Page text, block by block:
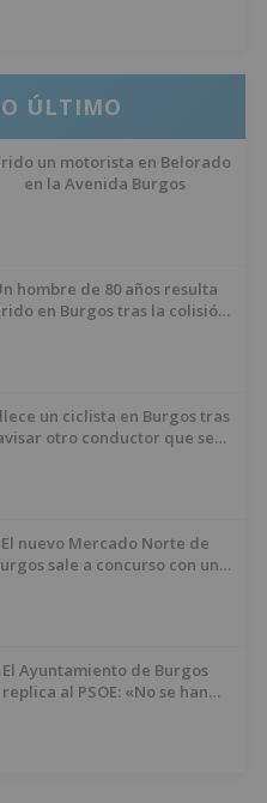
ÚLTIMO
un motorista en Belorado
en la Avenida Burgos
hombre de 80 años resulta
en Burgos tras la colisión
un ciclista en Burgos tras
otro conductor que se
El nuevo Mercado Norte de
sale a concurso con un
El Ayuntamiento de Burgos
replica al PSOE: «No se han